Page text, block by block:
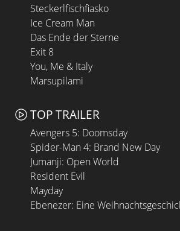
Steckerlfischfiasko
Ice Cream Man
Das Ende der Sterne
Exit 8
You, Me & Italy
Marsupilami
TOP TRAILER
Avengers 5: Doomsday
Spider-Man 4: Brand New Day
Jumanji: Open World
Resident Evil
Mayday
Ebenezer: Eine